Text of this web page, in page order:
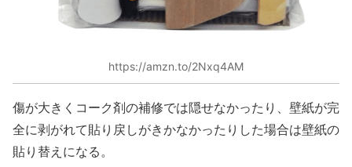
https://amzn.to/2Nxq4AM
傷が大きくコーク剤の補修では隠せなかったり、壁紙が完
全に剥がれて貼り戻しがきかなかったりした場合は壁紙の
貼り替えになる。